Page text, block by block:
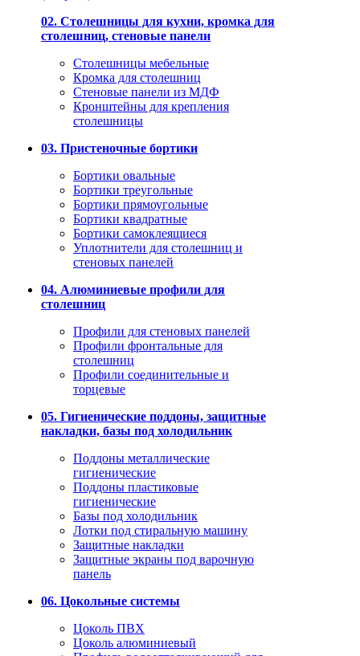
02. Столешницы для кухни, кромка для
столешниц, стеновые панели
Столешницы мебельные
Кромка для столешниц
Стеновые панели из МДФ
Кронштейны для крепления
столешницы
03. Пристеночные бортики
Бортики овальные
Бортики треугольные
Бортики прямоугольные
Бортики квадратные
Бортики самоклеящиеся
Уплотнители для столешниц и
стеновых панелей
04. Алюминиевые профили для
столешниц
Профили для стеновых панелей
Профили фронтальные для
столешниц
Профили соединительные и
торцевые
05. Гигиенические поддоны, защитные
накладки, базы под холодильник
Поддоны металлические
гигиенические
Поддоны пластиковые
гигиенические
Базы под холодильник
Лотки под стиральную машину
Защитные накладки
Защитные экраны под варочную
панель
06. Цокольные системы
Цоколь ПВХ
Цоколь алюминиевый